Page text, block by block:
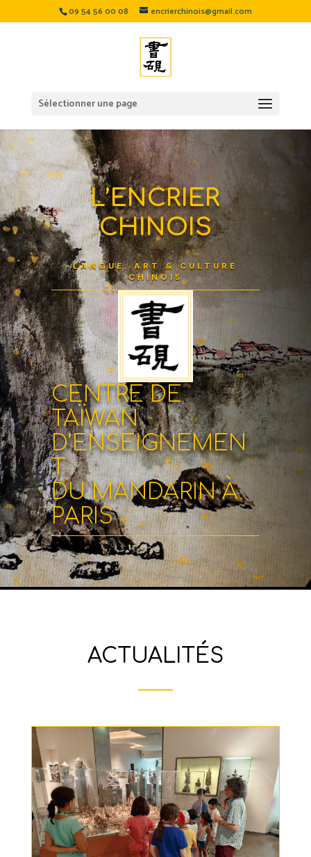
09 54 56 00 08 encrierchinois@gmail.com
Sélectionner une page
L’ENCRIER
CHINOIS
LANGUE, ART & CULTURE
CHINOIS
CENTRE DE
TAÏWAN
D’ENSEIGNEMEN
T
DU MANDARIN À
PARIS
ACTUALITÉS